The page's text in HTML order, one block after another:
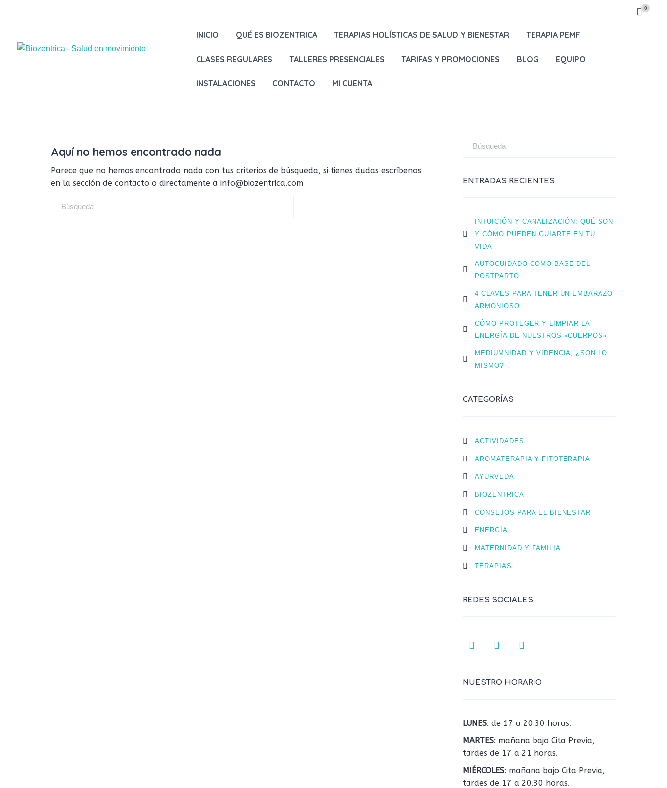
0
INICIO QUÉ ES BIOZENTRICA TERAPIAS HOLÍSTICAS DE SALUD Y BIENESTAR TERAPIA PEMF
CLASES REGULARES TALLERES PRESENCIALES TARIFAS Y PROMOCIONES BLOG EQUIPO
INSTALACIONES CONTACTO MI CUENTA
Aquí no hemos encontrado nada
Parece que no hemos encontrado nada con tus criterios de búsqueda, si tienes dudas escríbenos
en la sección de contacto o directamente a info@biozentrica.com
ENTRADAS RECIENTES
INTUICIÓN Y CANALIZACIÓN: QUÉ SON
Y CÓMO PUEDEN GUIARTE EN TU
VIDA
AUTOCUIDADO COMO BASE DEL
POSTPARTO
4 CLAVES PARA TENER UN EMBARAZO
ARMONIOSO
CÓMO PROTEGER Y LIMPIAR LA
ENERGÍA DE NUESTROS «CUERPOS»
MEDIUMNIDAD Y VIDENCIA, ¿SON LO
MISMO?
CATEGORÍAS
ACTIVIDADES
AROMATERAPIA Y FITOTERAPIA
AYURVEDA
BIOZENTRICA
CONSEJOS PARA EL BIENESTAR
ENERGÍA
MATERNIDAD Y FAMILIA
TERAPIAS
REDES SOCIALES
NUESTRO HORARIO
LUNES: de 17 a 20.30 horas.
MARTES: mañana bajo Cita Previa,
tardes de 17 a 21 horas.
MIÉRCOLES: mañana bajo Cita Previa,
tardes de 17 a 20.30 horas.